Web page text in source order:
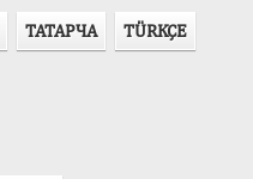
ТАТАРЧА TÜRKÇE